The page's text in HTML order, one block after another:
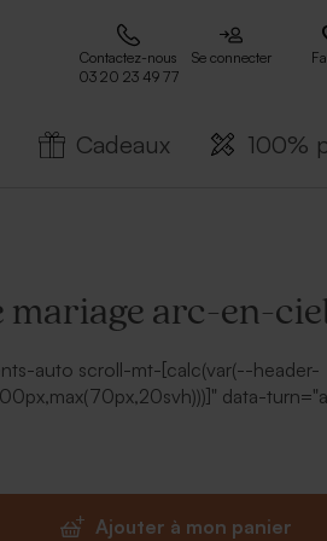
Contactez-nous
03 20 23 49 77
Se connecter
Cadeaux 100%
mariage arc-en-
auto scroll-mt-[calc(var(--header-
data-
69396fa0-f30c-8329-9239-
instantanément de la joie et de la
Ajouter à mon panier